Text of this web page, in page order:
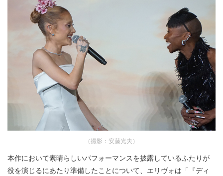
（撮影：安藤光夫）
本作において素晴らしいパフォーマンスを披露しているふたりが
役を演じるにあたり準備したことについて、エリヴォは「『ディ